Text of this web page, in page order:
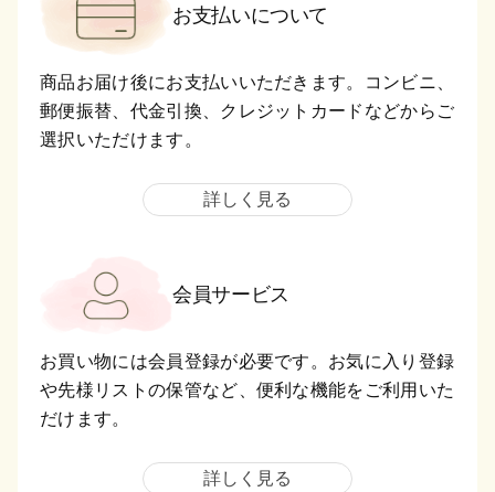
お支払いについて
商品お届け後にお支払いいただきます。コンビニ、
郵便振替、代金引換、クレジットカードなどからご
選択いただけます。
詳しく見る
会員サービス
お買い物には会員登録が必要です。お気に入り登録
や先様リストの保管など、便利な機能をご利用いた
だけます。
詳しく見る